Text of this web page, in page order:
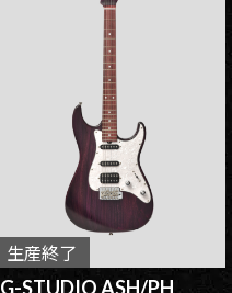
生産終了
G-STUDIO ASH/PH